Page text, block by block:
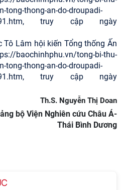
tong-thong-an-do-droupadi-
truy cập ngày
Tô Lâm hội kiến Tổng thống Ấn
baochinhphu.vn/tong-bi-thu-
tong-thong-an-do-droupadi-
truy cập ngày
Th.S. Nguyễn Thị Doan
bộ Viện Nghiên cứu Châu Á-
Thái Bình Dương